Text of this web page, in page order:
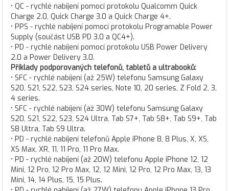
• QC - rychlé nabíjení pomocí protokolu Qualcomm Quick
Charge 2.0, Quick Charge 3.0 a Quick Charge 4+.
• PPS - rychlé nabíjení pomocí protokolu Programable Power
Supply (součást USB PD 3.0 a QC4+).
• PD - rychlé nabíjení pomocí protokolu USB Power Delivery
2.0 a Power Delivery 3.0.
Příklady podporovaných telefonů, tabletů a ultrabooků:
• SFC - rychlé nabíjení (až 25W) telefonu Samsung Galaxy
S20, S21, S22, S23, S24 series, Note 10, 20 series, Z Fold 2, 3,
4 series.
• SFC - rychlé nabíjení (až 30W) telefonu Samsung Galaxy
S20, S21, S22, S23, S24 Ultra, Tab S7+, Tab S8+, Tab S9+, Tab
S8 Ultra, Tab S9 Ultra.
• PD - rychlé nabíjení telefonů Apple iPhone 8, 8 Plus, X, XS,
XS Max, XR, 11, 11 Pro, 11 Pro Max.
• PD - rychlé nabíjení (až 20W) telefonu Apple iPhone 12, 12
Mini, 12 Pro, 12 Pro Max, 12, 12 Mini, 12 Pro, 12 Pro Max, 13, 13
Mini, 14, 14 Plus, 15, 15 Plus.